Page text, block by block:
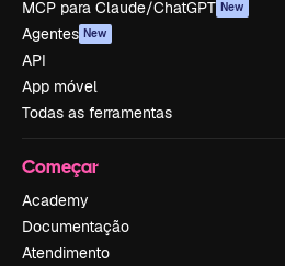
MCP para Claude/ChatGPT New
Agentes New
API
App móvel
Todas as ferramentas
Começar
Academy
Documentação
Atendimento